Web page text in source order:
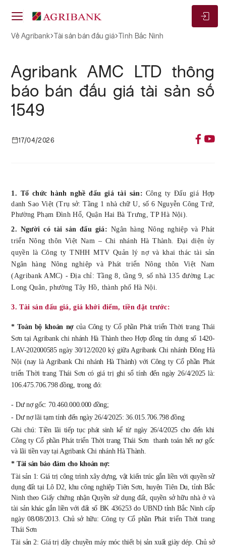
Về Agribank Tài sản bán đấu giá Tỉnh Bắc Ninh
Agribank AMC LTD thông
báo bán đấu giá tài sản số
1549
17/04/2026
1. Tổ chức hành nghề đấu giá tài sản: Công ty Đấu giá Hợp
danh Sao Việt (Trụ sở:Tầng 1 nhà chữ U, số 6 Nguyễn Công Trứ,
Phường Phạm Đình Hổ, Quận Hai Bà Trưng,TP Hà Nội).
2. Người có tài sản đấu giá: Ngân hàng Nông nghiệp và Phát
triển Nông thôn Việt Nam – Chi nhánh Hà Thành. Đại diện ủy
quyền là Công ty TNHH MTV Quản lý nợ và khai thác tài sản
Ngân hàng Nông nghiệp và Phát triển Nông thôn Việt Nam
(Agribank AMC) - Địa chỉ: Tầng 8, tầng 9, sốnhà 135 đường Lạc
Long Quân, phường Tây Hồ, thành phố Hà Nội.
3. Tài sản đấu giá, giá khởi điểm, tiền đặt trước:
* Toàn bộ khoản nợ của Công ty Cổ phần Phát triển Thời trang Thái
Sơn tại Agribank chi nhánh Hà Thành theo Hợp đồng tín dụng số 1420-
LAV-202000585 ngày 30/12/2020 ký giữa Agribank Chi nhánh Đông Hà
Nội (nay là Agribank Chi nhánh Hà Thành) với Công ty Cổ phần Phát
triển Thời trang Thái Sơn có giá trị ghi sổ tính đến ngày 26/4/2025 là:
106.475.706.798 đồng, trong đó:
- Dư nợ gốc: 70.460.000.000 đồng;
- Dư nợ lãi tạm tính đến ngày 26/4/2025: 36.015.706.798 đồng
Ghi chú: Tiền lãi tiếp tục phát sinh kể từ ngày 26/4/2025 cho đến khi
Công ty Cổ phần Phát triển Thời trang Thái Sơn thanh toán hết nợ gốc
và lãi tiền vay tại Agribank Chi nhánh Hà Thành.
* Tài sản bảo đảm cho khoản nợ:
Tài sản 1: Giá trị công trình xây dựng, vật kiến trúc gắn liền với quyền sử
dụng đất tại Lô D2, khu công nghiệp Tiên Sơn, huyện Tiên Du, tỉnh Bắc
Ninh theo Giấy chứng nhận Quyền sử dụng đất, quyền sở hữu nhà ở và
tài sản khác gắn liền với đất số BK 436253 do UBND tỉnh Bắc Ninh cấp
ngày 08/08/2013. Chủ sở hữu: Công ty Cổ phần Phát triển Thời trang
Thái Sơn
Tài sản 2: Giá trị dây chuyền máy móc thiết bị sản xuất giày dép. Chủ sở